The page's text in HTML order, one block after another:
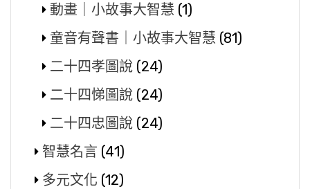
動畫｜小故事大智慧 (1)
童音有聲書｜小故事大智慧 (81)
二十四孝圖說 (24)
二十四悌圖說 (24)
二十四忠圖說 (24)
智慧名言 (41)
多元文化 (12)